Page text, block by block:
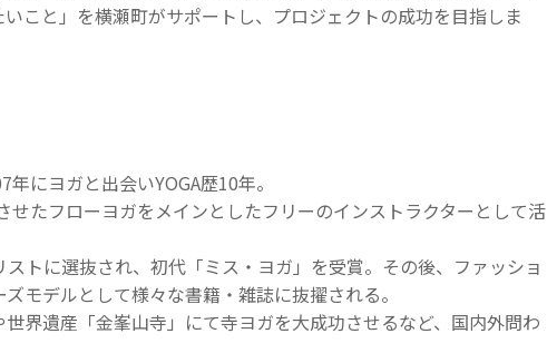
こと」を横瀬町がサポートし、プロジェクトの成功を目指しま
にヨガと出会いYOGA歴10年。
たフローヨガをメインとしたフリーのインストラクターとして活
トに選抜され、初代「ミス・ヨガ」を受賞。その後、ファッショ
モデルとして様々な書籍・雑誌に抜擢される。
界遺産「金峯山寺」にて寺ヨガを大成功させるなど、国内外問わ